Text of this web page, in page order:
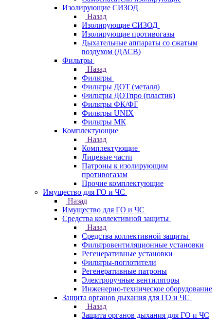
Изолирующие СИЗОД
Назад
Изолирующие СИЗОД
Изолирующие противогазы
Дыхательные аппараты со сжатым
воздухом (ДАСВ)
Фильтры
Назад
Фильтры
Фильтры ДОТ (металл)
Фильтры ДОТпро (пластик)
Фильтры ФК/ФГ
Фильтры UNIX
Фильтры МК
Комплектующие
Назад
Комплектующие
Лицевые части
Патроны к изолирующим
противогазам
Прочие комплектующие
Имущество для ГО и ЧС
Назад
Имущество для ГО и ЧС
Средства коллективной защиты
Назад
Средства коллективной защиты
Фильтровентиляционные установки
Регенеративные установки
Фильтры-поглотители
Регенеративные патроны
Электроручные вентиляторы
Инженерно-техническое оборудование
Защита органов дыхания для ГО и ЧС
Назад
Защита органов дыхания для ГО и ЧС